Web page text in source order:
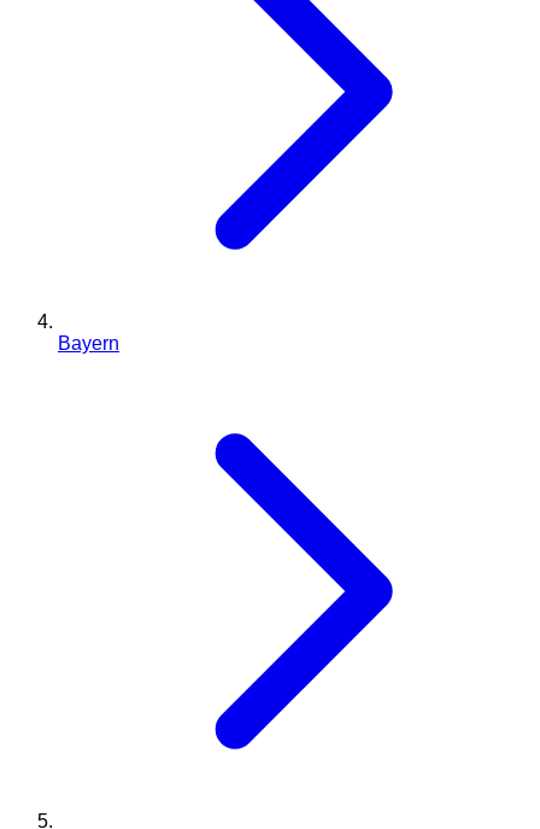
Bayern